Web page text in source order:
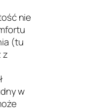
nie
(tu
z
w